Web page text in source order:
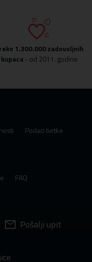
1.300.000 zadovoljnih
kupaca - od 2011. godine
Podaci tvrtke
FAQ
Pošalji upit